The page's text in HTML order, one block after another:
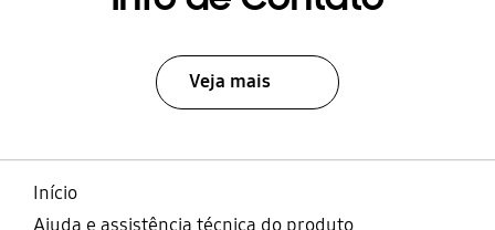
Veja mais
Início
Ajuda e assistência técnica do produto